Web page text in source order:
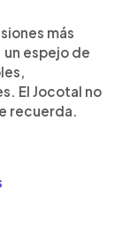
más
un espejo de
El Jocotal no
recuerda.